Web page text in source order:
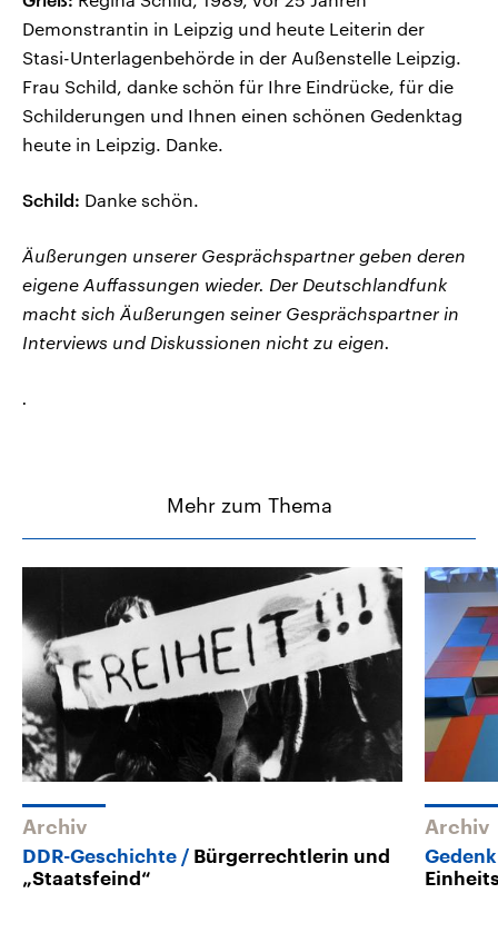
Demonstrantin in Leipzig und heute Leiterin der
Stasi-Unterlagenbehörde in der Außenstelle Leipzig.
Frau Schild, danke schön für Ihre Eindrücke, für die
Schilderungen und Ihnen einen schönen Gedenktag
heute in Leipzig. Danke.
Schild: Danke schön.
Äußerungen unserer Gesprächspartner geben deren
eigene Auffassungen wieder. Der Deutschlandfunk
macht sich Äußerungen seiner Gesprächspartner in
Interviews und Diskussionen nicht zu eigen.
.
Mehr zum Thema
Archiv
DDR-Geschichte
Bürgerrechtlerin und
„Staatsfeind“
Archiv